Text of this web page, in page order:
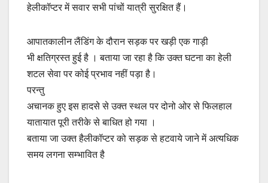
हेलीकॉप्टर में सवार सभी पांचों यात्री सुरक्षित हैं।
आपातकालीन लैंडिंग के दौरान सड़क पर खड़ी एक गाड़ी
भी क्षतिग्रस्त हुई है । बताया जा रहा है कि उक्त घटना का हेली
शटल सेवा पर कोई प्रभाव नहीं पड़ा है।
परन्तु
अचानक हुए इस हादसे से उक्त स्थल पर दोनो ओर से फिलहाल
यातायात पूरी तरीके से बाधित हो गया ।
बताया जा उक्त हैलीकॉप्टर को सड़क से हटवाये जाने में अत्यधिक
समय लगना सम्भावित है